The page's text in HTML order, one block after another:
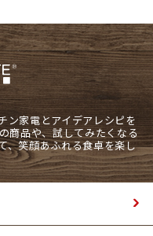
ン家電とアイデアレシピを
商品や、試してみたくなる
、笑顔あふれる食卓を楽し